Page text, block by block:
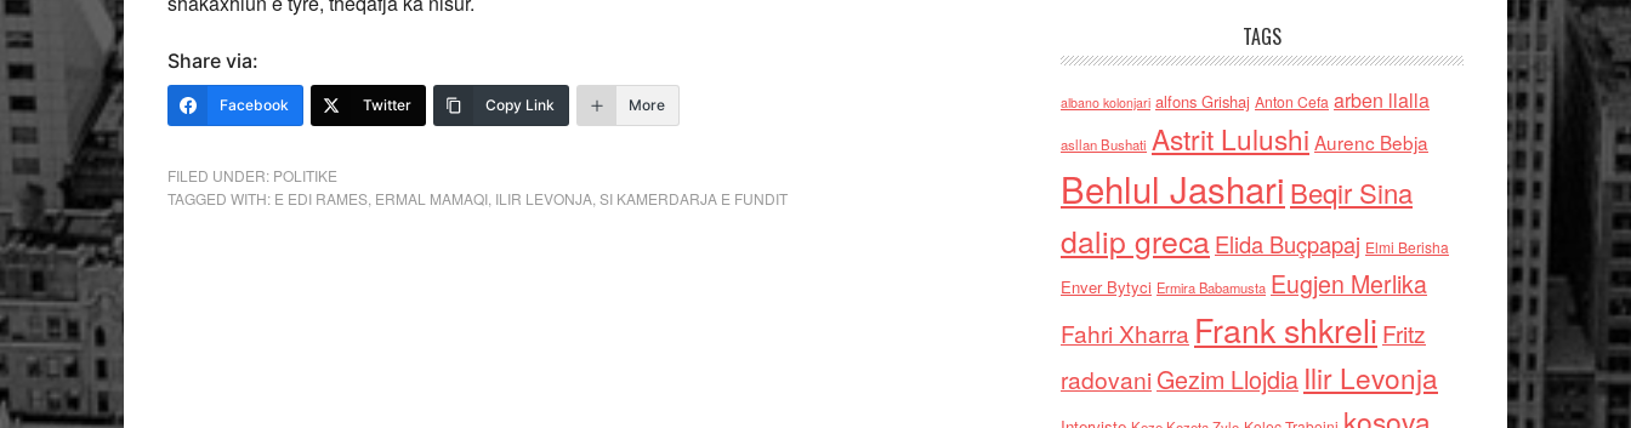
Share via:
Facebook Twitter Copy Link More
FILED UNDER: POLITIKE
TAGGED WITH: E EDI RAMES ERMAL MAMAQI ILIR LEVONJA SI KAMERDARJA E FUNDIT
TAGS
albano kolonjari alfons Grishaj Anton Cefa arben llalla
asllan Bushati Astrit Lulushi Aurenc Bebja
Behlul Jashari Beqir Sina
dalip grecaElida Buçpapaj Elmi Berisha
Enver Bytyci Ermira Babamusta Eugjen Merlika
Fahri Xharra Frank shkreli Fritz
radovaniGezim Llojdia Ilir Levonja